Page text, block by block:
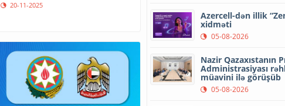
20-11-2025
Azercell-dən illik
xidməti
05-08-2026
Nazir Qazaxıstanın
Administrasiyası
müavini ilə görüşüb
05-08-2026